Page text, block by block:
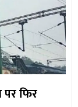
पर फिर